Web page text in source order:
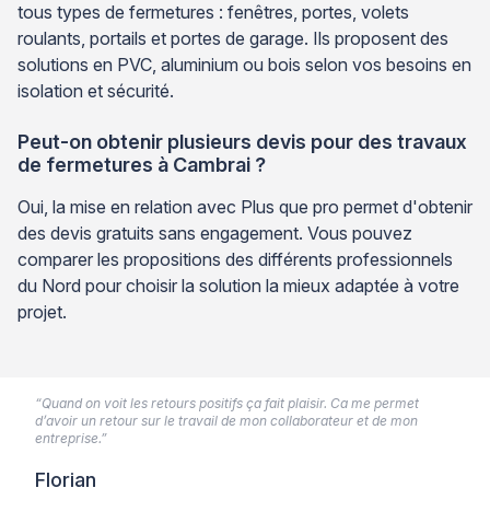
tous types de fermetures : fenêtres, portes, volets
roulants, portails et portes de garage. Ils proposent des
solutions en PVC, aluminium ou bois selon vos besoins en
isolation et sécurité.
Peut-on obtenir plusieurs devis pour des travaux
de fermetures à Cambrai ?
Oui, la mise en relation avec Plus que pro permet d'obtenir
des devis gratuits sans engagement. Vous pouvez
comparer les propositions des différents professionnels
du Nord pour choisir la solution la mieux adaptée à votre
projet.
“Quand on voit les retours positifs ça fait plaisir. Ca me permet
d’avoir un retour sur le travail de mon collaborateur et de mon
entreprise.”
Florian